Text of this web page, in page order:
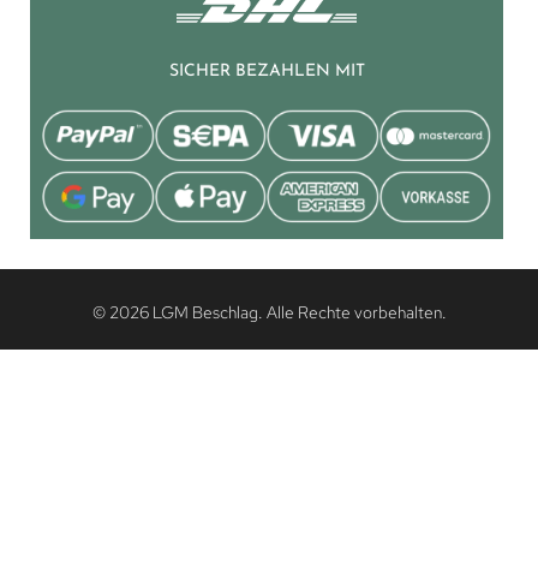
SICHER BEZAHLEN MIT
© 2026 LGM Beschlag. Alle Rechte vorbehalten.